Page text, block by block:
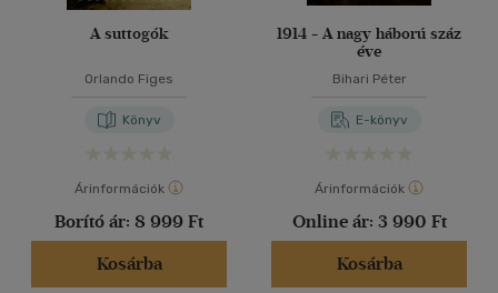
A suttogók
Orlando Figes
Könyv
Árinformációk
Borító ár: 8 999 Ft
Kosárba
1914 - A nagy háború száz
éve
Bihari Péter
E-könyv
Árinformációk
Online ár: 3 990 Ft
Kosárba